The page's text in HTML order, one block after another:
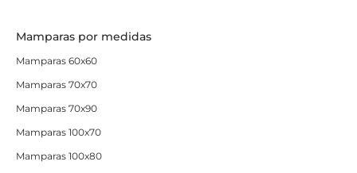
Mamparas por medidas
Mamparas 60x60
Mamparas 70x70
Mamparas 70x90
Mamparas 100x70
Mamparas 100x80